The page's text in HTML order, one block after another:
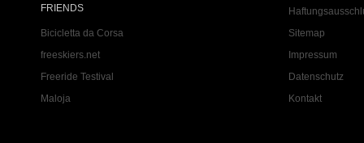
FRIENDS
Bicicletta da Corsa
freeskiers.net
Freeride Testival
Maloja
Sitemap
Impressum
Datenschutz
Kontakt